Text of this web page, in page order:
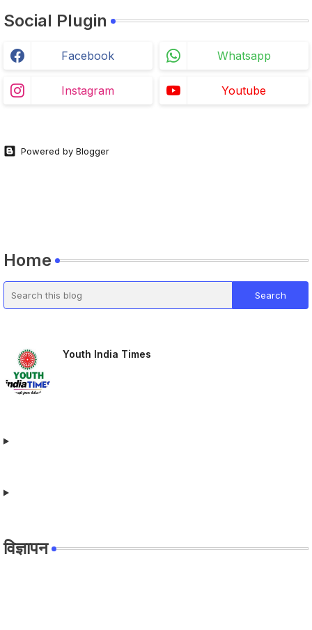
Social Plugin
Facebook Whatsapp
Instagram Youtube
Powered by Blogger
Home
Youth India Times
विज्ञापन